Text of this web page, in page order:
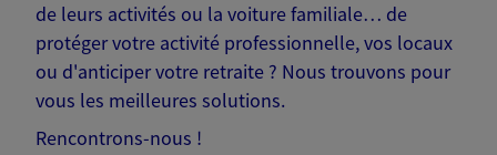
de leurs activités ou la voiture familiale… de
protéger votre activité professionnelle, vos locaux
ou d'anticiper votre retraite ? Nous trouvons pour
vous les meilleures solutions.
Rencontrons-nous !